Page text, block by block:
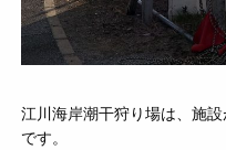
江川海岸潮干狩り場は、施
です。